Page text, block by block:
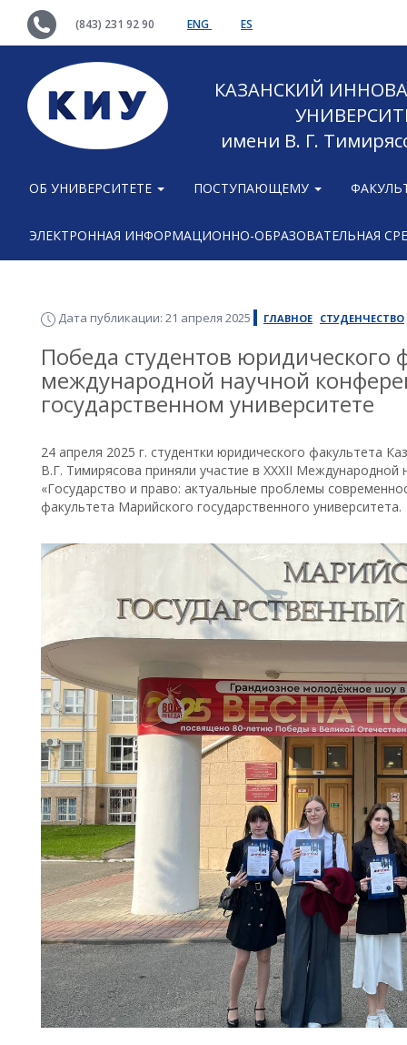
(843) 231 92 90 ENG ES
КАЗАНСКИЙ
имени В. Г.
ОБ УНИВЕРСИТЕТЕ ПОСТУПАЮЩЕМУ
ЭЛЕКТРОННАЯ ИНФОРМАЦИОННО-ОБРАЗОВАТЕЛЬНАЯ
Дата публикации: 21 апреля 2025 ГЛАВНОЕ СТУДЕНЧЕСТВО
Победа студентов юридического
международной научной
государственном университете
24 апреля 2025 г. студентки юридического факультета
В.Г. Тимирясова приняли участие в XXXII Международной
«Государство и право: актуальные проблемы
факультета Марийского государственного университета.